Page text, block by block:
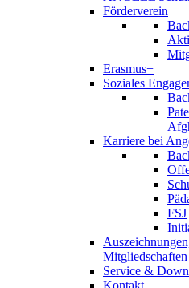
Förderverein
Erasmus+
Soziales
Karriere bei
FSJ
Mitgliedschaften
Service &
Kontakt